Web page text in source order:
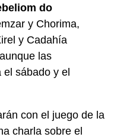
do
y Chorima,
y Cadahía
las
el sábado y el
con el juego de la
charla sobre el